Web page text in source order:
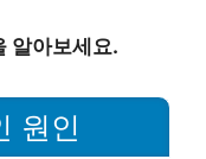
알아보세요.
원인